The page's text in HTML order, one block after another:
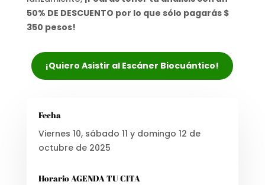
50% DE DESCUENTO por lo que sólo pagarás $
350 pesos!
¡Quiero Asistir al Escáner Biocuántico!
Fecha
Viernes 10, sábado 11 y domingo 12 de
octubre de 2025
Horario AGENDA TU CITA